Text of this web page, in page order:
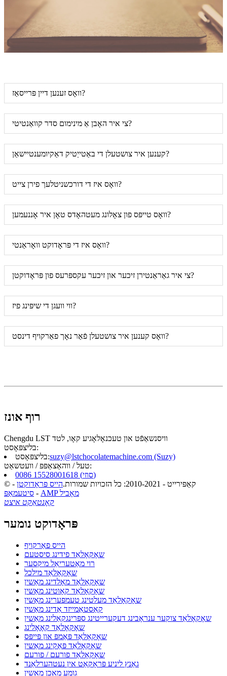
וואָס זענען דיין פּרייסאַז?
צי איר האָבן אַ מינימום סדר קוואַנטיטי?
קענען איר צושטעלן די באַטייַטיק דאַקיומענטיישאַן?
וואָס איז די דורכשניטלעך פירן צייט?
וואָס טייפּס פון צאָלונג מעטהאָדס טאָן איר אָננעמען?
וואָס איז די פּראָדוקט וואָראַנטי?
צי איר גאַראַנטירן זיכער און זיכער עקספּרעס פון פּראָדוקטן?
ווי וועגן די שיפּינג פיז?
וואָס קענען איר צושטעלן פֿאַר נאָך פאַרקויף דינסט?
רוף אונז
Chengdu LST וויסנשאַפֿט און טעכנאָלאָגיע קאָו, לטד
בליצפּאָסט:
בליצפּאָסט:suzy@lstchocolatemachine.com (Suzy)
טעל / ווהאַצאַפּפּ / וועטשאַט:
0086 15528001618 (סוזי)
© קאַפּירייט - 2010-2021: כל הזכויות שמורות.
הייס פּראָדוקטן -
סיטעמאַפּ -
AMP מאָביל
קאָנטאַקט איצט
פּראָדוקט נומער
הייס פאַרקויף
שאָקאָלאַד פידינג סיסטעם
רוי מאַטעריאַל מיקסער
שאָקאָלאַד מילכל
שאָקאָלאַד מאָלדינג מאַשין
שאָקאָלאַד קאָוטינג מאַשין
שאָקאָלאַד מעלטינג טעמפּערינג מאַשין
קאַסטאַמייזד אַדינג מאַשין
שאָקאָלאַד צוקער ענראָבינג דעקערייטינג ספּרינגקאַלינג מאַשין
שאָקאָלאַד קאָאָלינג
שאָקאָלאַד פּאַמפּ און פּייפּס
שאָקאָלאַד פּאַקינג מאַשין
שאָקאָלאַד פורעם / פורעם
גאַנץ ליניע פּראָקאַט אין נעטהערלאַנד
גומע מאכן מאַשין